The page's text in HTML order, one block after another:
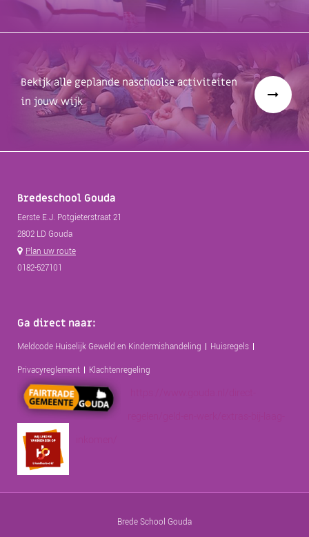
Bekijk alle geplande naschoolse activiteiten
in jouw wijk
Bredeschool Gouda
Eerste E.J. Potgieterstraat 21
2802 LD Gouda
Plan uw route
0182-527101
Ga direct naar:
Meldcode Huiselijk Geweld en Kindermishandeling
Huisregels
Privacyreglement
Klachtenregeling
Brede School Gouda